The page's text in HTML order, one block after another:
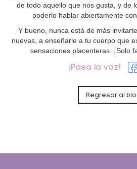
de todo aquello que nos gusta, y de
poderlo hablar abiertamente
Y bueno, nunca está de más
nuevas, a enseñarle a tu cuerpo que
sensaciones placenteras. ¡Solo
¡Pasa la voz!
Regresar al